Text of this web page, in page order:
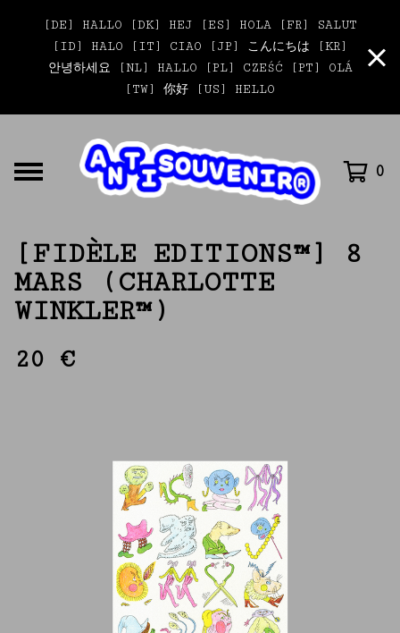
[DE] HALLO [DK] HEJ [ES] HOLA [FR] SALUT
[ID] HALO [IT] CIAO [JP] こんにちは [KR]
안녕하세요 [NL] HALLO [PL] CZEŚĆ [PT] OLÁ
[TW] 你好 [US] HELLO
0
[FIDÈLE EDITIONS™] 8
MARS (CHARLOTTE
WINKLER™)
20 €